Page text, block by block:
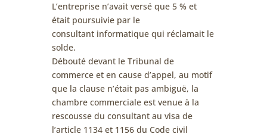
L’entreprise n’avait versé que 5 % et
était poursuivie par le
consultant informatique qui réclamait le
solde.
Débouté devant le Tribunal de
commerce et en cause d’appel, au motif
que la clause n’était pas ambiguë, la
chambre commerciale est venue à la
rescousse du consultant au visa de
l’article 1134 et 1156 du Code civil